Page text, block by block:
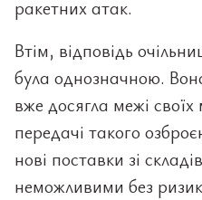
ракетних атак.
Втім, відповідь
була однозначною.
вже досягла межі
передачі такого
нові поставки зі
неможливими без